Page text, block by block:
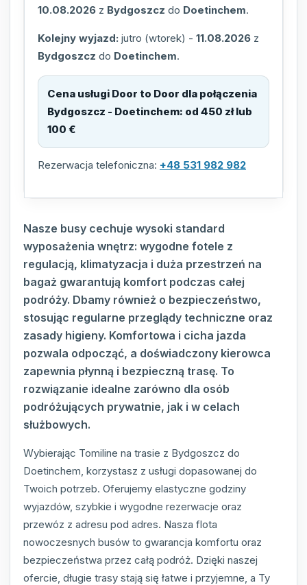
10.08.2026 z Bydgoszcz do Doetinchem.
Kolejny wyjazd: jutro (wtorek) - 11.08.2026 z
Bydgoszcz do Doetinchem.
Cena usługi Door to Door dla połączenia
Bydgoszcz - Doetinchem: od 450 zł lub
100 €
Rezerwacja telefoniczna: +48 531 982 982
Nasze busy cechuje wysoki standard
wyposażenia wnętrz: wygodne fotele z
regulacją, klimatyzacja i duża przestrzeń na
bagaż gwarantują komfort podczas całej
podróży. Dbamy również o bezpieczeństwo,
stosując regularne przeglądy techniczne oraz
zasady higieny. Komfortowa i cicha jazda
pozwala odpocząć, a doświadczony kierowca
zapewnia płynną i bezpieczną trasę. To
rozwiązanie idealne zarówno dla osób
podróżujących prywatnie, jak i w celach
służbowych.
Wybierając Tomiline na trasie z Bydgoszcz do
Doetinchem, korzystasz z usługi dopasowanej do
Twoich potrzeb. Oferujemy elastyczne godziny
wyjazdów, szybkie i wygodne rezerwacje oraz
przewóz z adresu pod adres. Nasza flota
nowoczesnych busów to gwarancja komfortu oraz
bezpieczeństwa przez całą podróż. Dzięki naszej
ofercie, długie trasy stają się łatwe i przyjemne, a Ty